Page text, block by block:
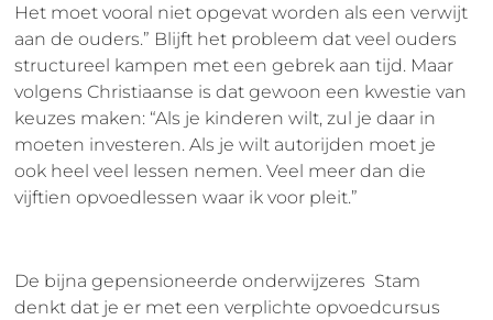
Het moet vooral niet opgevat worden als een verwijt
aan de ouders.” Blijft het probleem dat veel ouders
structureel kampen met een gebrek aan tijd. Maar
volgens Christiaanse is dat gewoon een kwestie van
keuzes maken: “Als je kinderen wilt, zul je daar in
moeten investeren. Als je wilt autorijden moet je
ook heel veel lessen nemen. Veel meer dan die
vijftien opvoedlessen waar ik voor pleit.”
De bijna gepensioneerde onderwijzeres Stam
denkt dat je er met een verplichte opvoedcursus